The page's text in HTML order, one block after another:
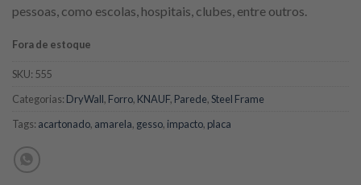
pessoas, como escolas, hospitais, clubes, entre outros.
Fora de estoque
SKU: 555
Categorias: DryWall, Forro, KNAUF, Parede,Steel Frame
Tags: acartonado, amarela, gesso, impacto, placa